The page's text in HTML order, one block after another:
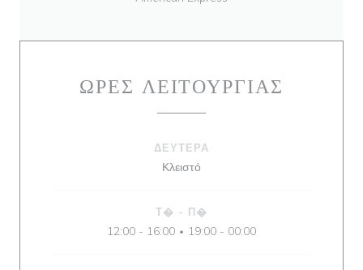
ΏΡΕΣ ΛΕΙΤΟΥΡΓΊΑΣ
ΔΕΥΤΈΡΑ
Κλειστό
Τ� - Π�
12:00 - 16:00 • 19:00 - 00:00